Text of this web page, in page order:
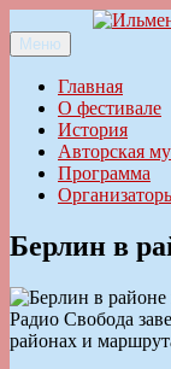
к
содержимому
Ильменский
Меню
Главная
О фестивале
История
Авторская
Программа
Берлин в
Радио Свобода
районах и